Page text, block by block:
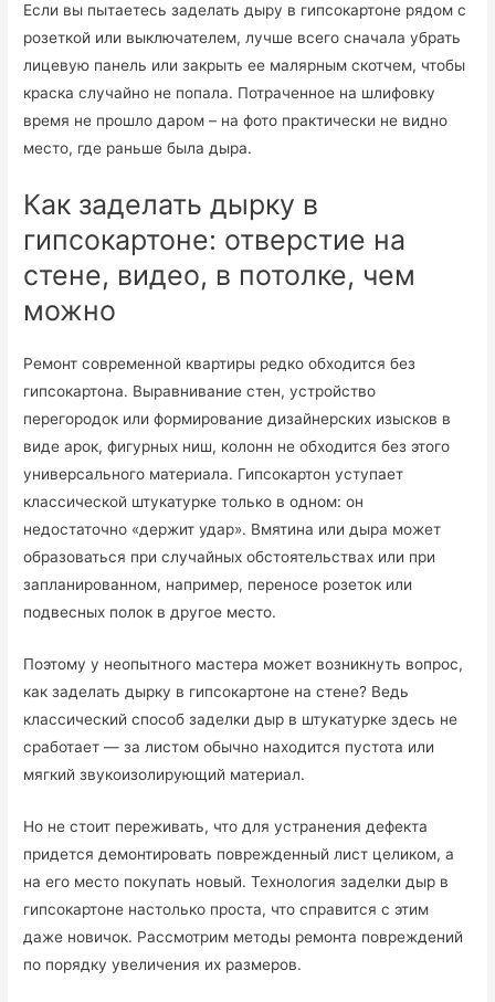
Если вы пытаетесь заделать дыру в гипсокартоне рядом с
розеткой или выключателем, лучше всего сначала убрать
лицевую панель или закрыть ее малярным скотчем, чтобы
краска случайно не попала. Потраченное на шлифовку
время не прошло даром – на фото практически не видно
место, где раньше была дыра.
Как заделать дырку в
гипсокартоне: отверстие на
стене, видео, в потолке, чем
можно
Ремонт современной квартиры редко обходится без
гипсокартона. Выравнивание стен, устройство
перегородок или формирование дизайнерских изысков в
виде арок, фигурных ниш, колонн не обходится без этого
универсального материала. Гипсокартон уступает
классической штукатурке только в одном: он
недостаточно «держит удар». Вмятина или дыра может
образоваться при случайных обстоятельствах или при
запланированном, например, переносе розеток или
подвесных полок в другое место.
Поэтому у неопытного мастера может возникнуть вопрос,
как заделать дырку в гипсокартоне на стене? Ведь
классический способ заделки дыр в штукатурке здесь не
сработает — за листом обычно находится пустота или
мягкий звукоизолирующий материал.
Но не стоит переживать, что для устранения дефекта
придется демонтировать поврежденный лист целиком, а
на его место покупать новый. Технология заделки дыр в
гипсокартоне настолько проста, что справится с этим
даже новичок. Рассмотрим методы ремонта повреждений
по порядку увеличения их размеров.